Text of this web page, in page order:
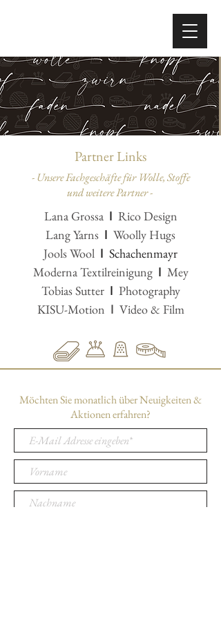
Partner Links
- Unsere Fachgeschäfte für Wolle, Stoffe
und weitere Partner -
Lana Grossa I Rico Design
Lang Yarns I Woolly Hugs
Jools Wool I Schachenmayr
Moderna Textilreinigung I Mey
Tobias Sutter I Photography
KISU-Motion I Video & Film
Möchten Sie monatlich über Neuigkeiten &
Aktionen erfahren?